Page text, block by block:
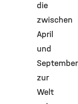
die
zwischen
April
und
September
zur
Welt